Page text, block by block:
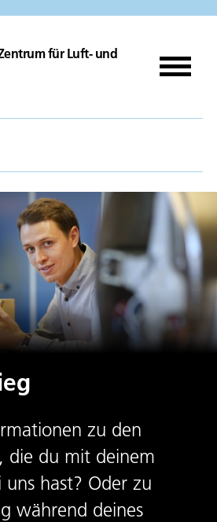
für Luft- und
zu den
die du mit deinem
uns hast? Oder zu
während deines